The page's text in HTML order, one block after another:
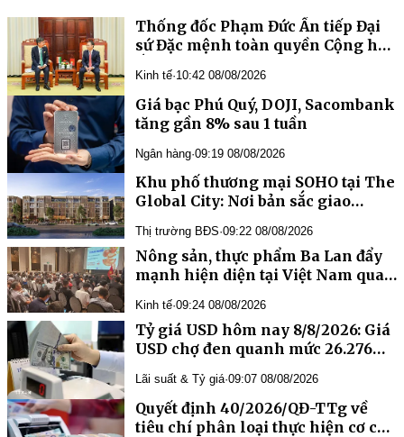
Thống đốc Phạm Đức Ấn tiếp Đại
sứ Đặc mệnh toàn quyền Cộng hòa
Kinh tế·10:42 08/08/2026
Giá bạc Phú Quý, DOJI, Sacombank
tăng gần 8% sau 1 tuần
Ngân hàng·09:19 08/08/2026
Khu phố thương mại SOHO tại The
Global City: Nơi bản sắc giao
cầu
Thị trường BĐS·09:22 08/08/2026
Nông sản, thực phẩm Ba Lan đẩy
mạnh hiện diện tại Việt Nam qua
Kinh tế·09:24 08/08/2026
Tỷ giá USD hôm nay 8/8/2026: Giá
USD chợ đen quanh mức 26.276
Lãi suất & Tỷ giá·09:07 08/08/2026
Quyết định 40/2026/QĐ-TTg về
tiêu chí phân loại thực hiện cơ cấu